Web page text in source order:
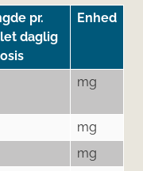
pr.
daglig
Enhed
mg
mg
mg